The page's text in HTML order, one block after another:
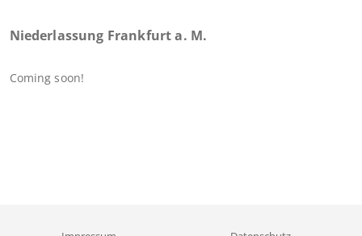
Niederlassung Frankfurt a. M.
Coming soon!